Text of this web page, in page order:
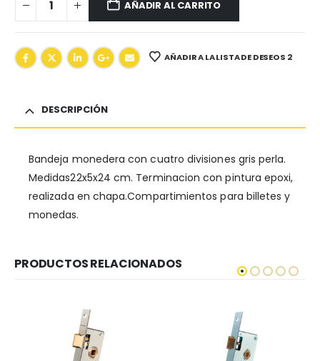
AÑADIR AL CARRITO
AÑADIR A LA LISTA DE DESEOS 2
DESCRIPCIÓN
Bandeja monedera con cuatro divisiones gris perla.
Medidas22x5x24 cm. Terminacion con pintura epoxi,
realizada en chapa.Compartimientos para billetes y
monedas.
PRODUCTOS RELACIONADOS